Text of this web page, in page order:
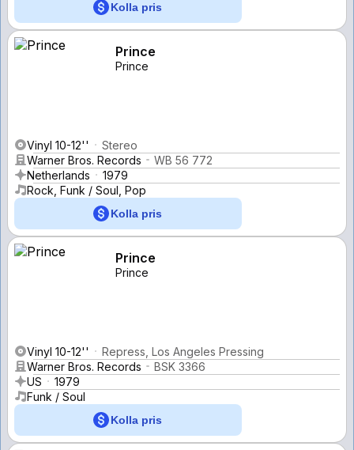
Kolla pris
Prince
Prince
Vinyl 10-12''
Stereo
Warner Bros. Records
WB 56 772
Netherlands
1979
Rock, Funk / Soul, Pop
Kolla pris
Prince
Prince
Vinyl 10-12''
Repress, Los Angeles Pressing
Warner Bros. Records
BSK 3366
US
1979
Funk / Soul
Kolla pris